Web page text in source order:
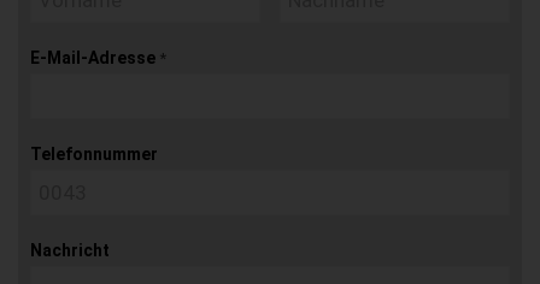
E-Mail-Adresse *
Telefonnummer
Nachricht